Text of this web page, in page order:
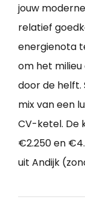
jouw
relatief
energienota
om het
door de helft.
mix van een
CV-ketel. De
€2.250 en
uit Andijk